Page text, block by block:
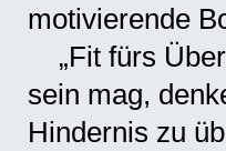
motivierende
„Fit fürs
sein mag,
Hindernis zu